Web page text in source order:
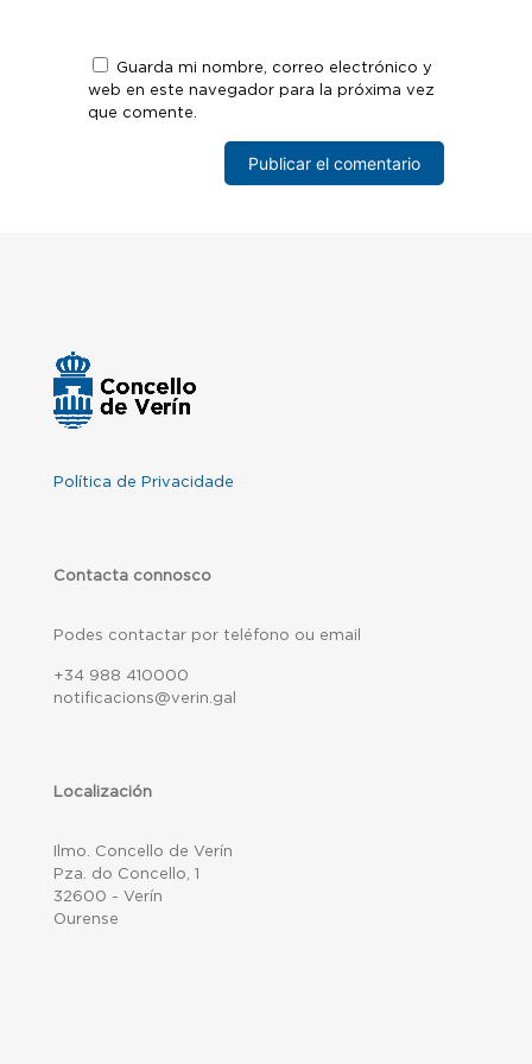
Guarda mi nombre, correo electrónico y
web en este navegador para la próxima vez
que comente.
Política de Privacidade
Contacta connosco
Podes contactar por teléfono ou email
+34 988 410000
notificacions@verin.gal
Localización
Ilmo. Concello de Verín
Pza. do Concello, 1
32600 - Verín
Ourense